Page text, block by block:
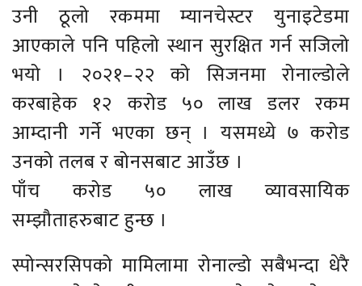
उनी ठूलो रकममा म्यानचेस्टर युनाइटेडमा
आएकाले पनि पहिलो स्थान सुरक्षित गर्न सजिलो
भयो । २०२१–२२ को सिजनमा रोनाल्डोले
करबाहेक १२ करोड ५० लाख डलर रकम
आम्दानी गर्ने भएका छन् । यसमध्ये ७ करोड
उनको तलब र बोनसबाट आउँछ ।
पाँच करोड ५० लाख व्यावसायिक
सम्झौताहरुबाट हुन्छ ।
स्पोन्सरसिपको मामिलामा रोनाल्डो सबैभन्दा धेरै